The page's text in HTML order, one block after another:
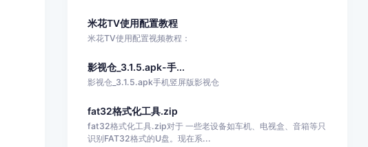
米花TV使用配置教程
米花TV使用配置视频教程：
影视仓_3.1.5.apk-手...
影视仓_3.1.5.apk手机竖屏版影视仓
fat32格式化工具.zip
fat32格式化工具.zip对于 一些老设备如车机、电视盒、音箱等只
识别FAT32格式的U盘。现在系...